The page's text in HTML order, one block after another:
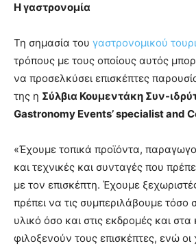
Η γαστρονομία
Τη σημασία του γαστρονομικού
τρόπους με τους οποίους αυτός
να προσελκύσει επισκέπτες
της η Σύλβια Κουμεντάκη Συν-
Gastronomy Events’ specialist and
«Έχουμε τοπικά προϊόντα,
και τεχνικές και συνταγές που
με τον επισκέπτη. Έχουμε
πρέπει να τις συμπεριλάβουμε τόσο
υλικό όσο και στις εκδρομές και
φιλοξενούν τους επισκέπτες, ενώ